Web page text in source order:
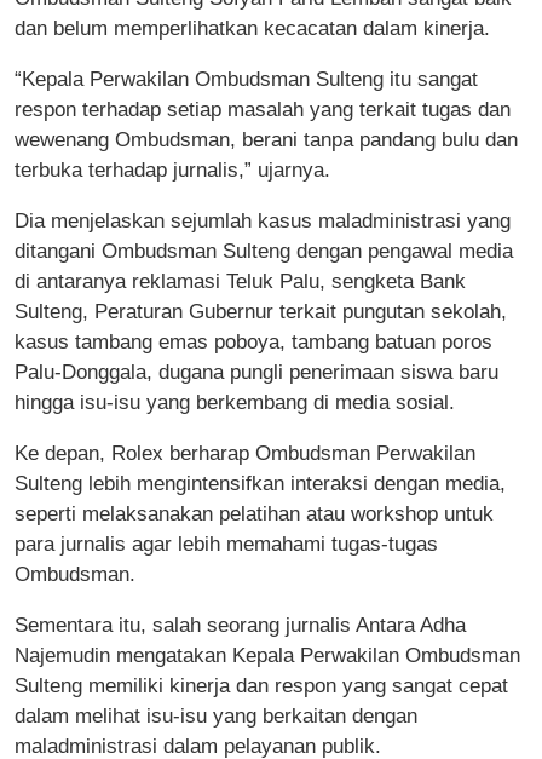
dan belum memperlihatkan kecacatan dalam kinerja.
“Kepala Perwakilan Ombudsman Sulteng itu sangat
respon terhadap setiap masalah yang terkait tugas dan
wewenang Ombudsman, berani tanpa pandang bulu dan
terbuka terhadap jurnalis,” ujarnya.
Dia menjelaskan sejumlah kasus maladministrasi yang
ditangani Ombudsman Sulteng dengan pengawal media
di antaranya reklamasi Teluk Palu, sengketa Bank
Sulteng, Peraturan Gubernur terkait pungutan sekolah,
kasus tambang emas poboya, tambang batuan poros
Palu-Donggala, dugana pungli penerimaan siswa baru
hingga isu-isu yang berkembang di media sosial.
Ke depan, Rolex berharap Ombudsman Perwakilan
Sulteng lebih mengintensifkan interaksi dengan media,
seperti melaksanakan pelatihan atau workshop untuk
para jurnalis agar lebih memahami tugas-tugas
Ombudsman.
Sementara itu, salah seorang jurnalis Antara Adha
Najemudin mengatakan Kepala Perwakilan Ombudsman
Sulteng memiliki kinerja dan respon yang sangat cepat
dalam melihat isu-isu yang berkaitan dengan
maladministrasi dalam pelayanan publik.